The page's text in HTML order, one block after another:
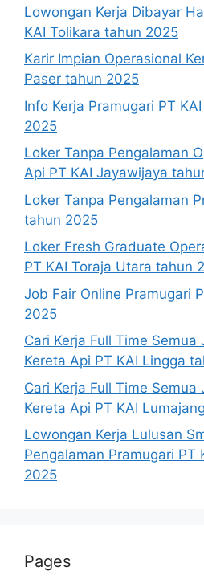
Lowongan Kerja Dibayar
KAI Tolikara tahun 2025
Karir Impian Operasional
Paser tahun 2025
Info Kerja Pramugari PT
2025
Loker Tanpa Pengalaman
Api PT KAI Jayawijaya
Loker Tanpa Pengalaman
tahun 2025
Loker Fresh Graduate
PT KAI Toraja Utara tahun
Job Fair Online Pramugari
2025
Cari Kerja Full Time
Kereta Api PT KAI Lingga
Cari Kerja Full Time
Kereta Api PT KAI
Lowongan Kerja Lulusan
Pengalaman Pramugari PT
2025
Pages